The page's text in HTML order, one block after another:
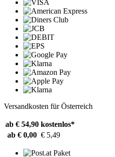
Versandkosten für Österreich
ab € 54,90 kostenlos*
ab € 0,00 € 5,49